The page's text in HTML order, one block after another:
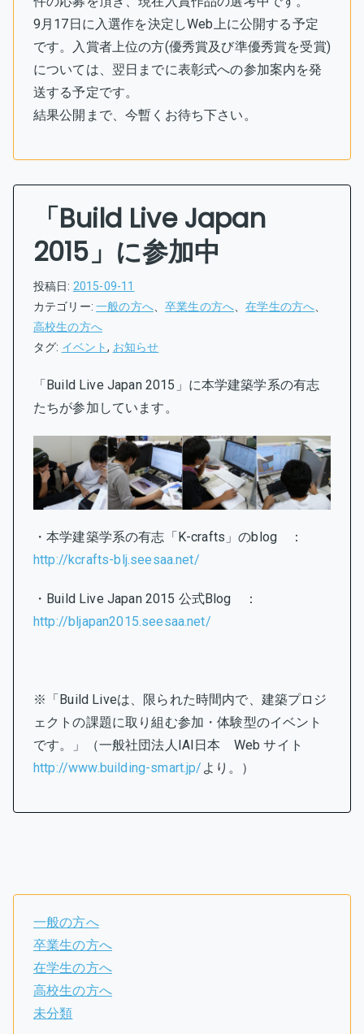
9月17日に入選作を決定しWeb上に公開する予定
です。入賞者上位の方(優秀賞及び準優秀賞を受賞)
については、翌日までに表彰式への参加案内を発
送する予定です。
結果公開まで、今暫くお待ち下さい。
「Build Live Japan
2015」に参加中
投稿日: 2015-09-11
カテゴリー:一般の方へ、卒業生の方へ、在学生の方へ、
高校生の方へ
タグ: イベント, お知らせ
「Build Live Japan 2015」に本学建築学系の有志
たちが参加しています。
・本学建築学系の有志「K-crafts」のblog ：
http://kcrafts-blj.seesaa.net/
・Build Live Japan 2015 公式Blog ：
http://bljapan2015.seesaa.net/
※「Build Liveは、限られた時間内で、建築プロジ
ェクトの課題に取り組む参加・体験型のイベント
です。」（一般社団法人IAI日本 Web サイト
http://www.building-smart.jp/ より。）
一般の方へ
卒業生の方へ
在学生の方へ
高校生の方へ
未分類